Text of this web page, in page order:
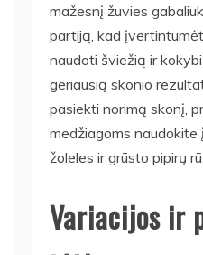
mažesnį žuvies
partiją, kad
naudoti šviežią ir
geriausią skonio
pasiekti norimą skonį,
medžiagoms
žoleles ir grūsto pipirų
Variacijos ir